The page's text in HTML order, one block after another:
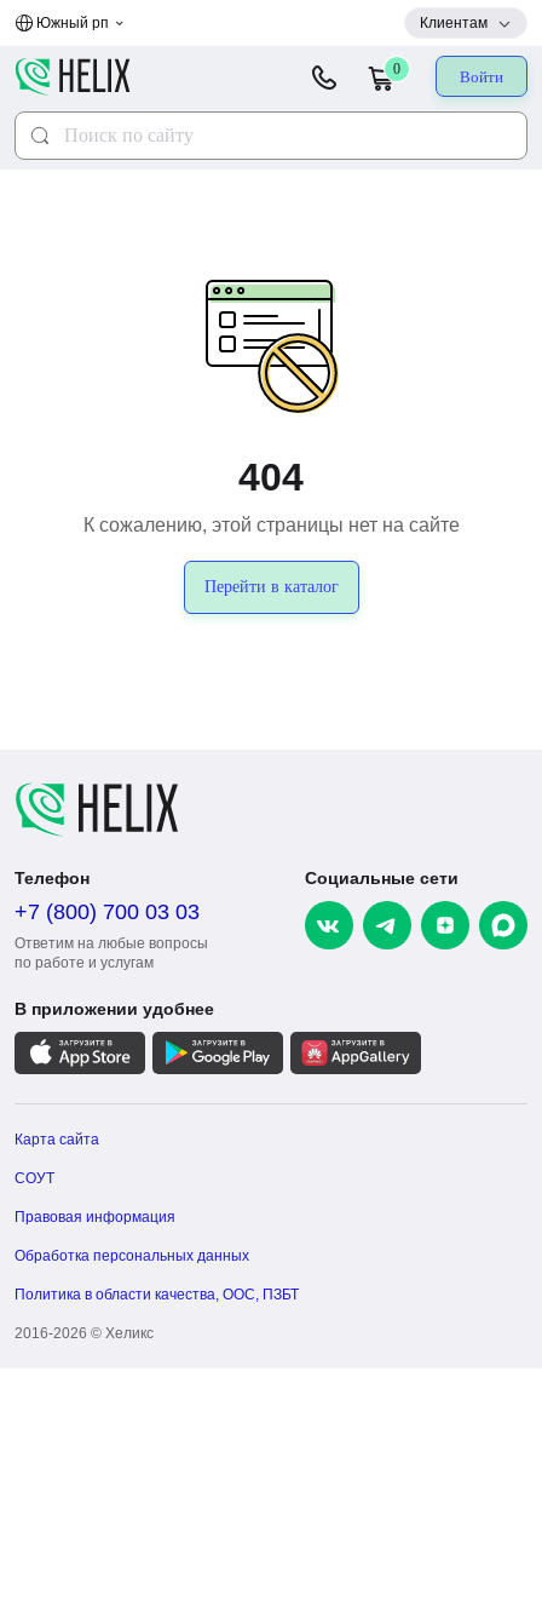
Южный рп Клиентам
0 Войти
404
К сожалению, этой страницы нет на сайте
Перейти в каталог
Телефон
+7 (800) 700 03 03
Ответим на любые вопросы
по работе и услугам
Социальные сети
В приложении удобнее
Карта сайта
СОУТ
Правовая информация
Обработка персональных данных
Политика в области качества, ООС, ПЗБТ
2016-2026 © Хеликс